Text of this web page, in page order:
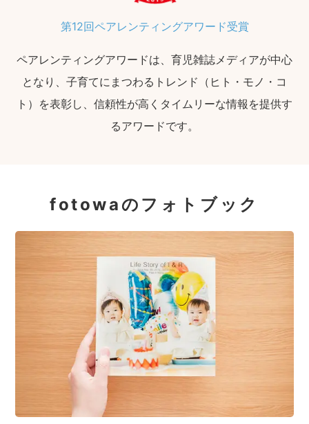
第12回ペアレンティングアワード受賞
ペアレンティングアワードは、育児雑誌メディアが中心
となり、子育てにまつわるトレンド（ヒト・モノ・コ
ト）を表彰し、信頼性が高くタイムリーな情報を提供す
るアワードです。
fotowaのフォトブック